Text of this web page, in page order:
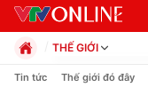
THẾ GIỚI
Chính trị
Tin tức Thế giới đó đây